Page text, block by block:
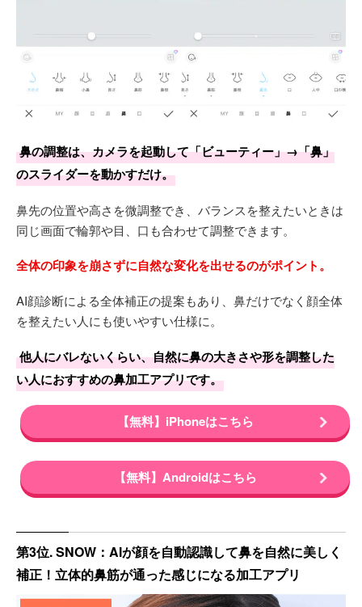
鼻の調整は、カメラを起動して「ビューティー」→「鼻」
のスライダーを動かすだけ。
鼻先の位置や高さを微調整でき、バランスを整えたいときは
同じ画面で輪郭や目、口も合わせて調整できます。
全体の印象を崩さずに自然な変化を出せるのがポイント。
AI顔診断による全体補正の提案もあり、鼻だけでなく顔全体
を整えたい人にも使いやすい仕様に。
他人にバレないくらい、自然に鼻の大きさや形を調整した
い人におすすめの鼻加工アプリです。
【無料】iPhoneはこちら
【無料】Androidはこちら
第3位. SNOW：AIが顔を自動認識して鼻を自然に美しく
補正！立体的鼻筋が通った感じになる加工アプリ